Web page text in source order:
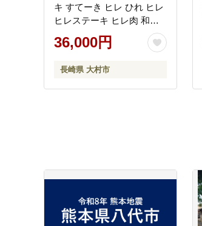
キ すてーき ヒレ ひれ ヒレ
ヒレステーキ ヒレ肉 和牛
牛肉 肉 牛 / 大村市 / まるし
ん商会[ACCD004]
36,000円
長崎県 大村市